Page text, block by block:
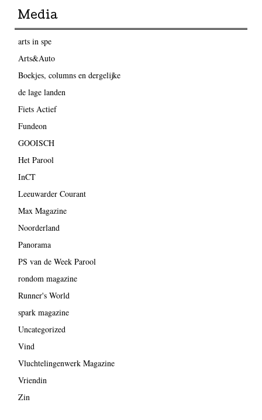
Media
arts in spe
Arts&Auto
Boekjes, columns en dergelijke
de lage landen
Fiets Actief
Fundeon
GOOISCH
Het Parool
InCT
Leeuwarder Courant
Max Magazine
Noorderland
Panorama
PS van de Week Parool
rondom magazine
Runner's World
spark magazine
Uncategorized
Vind
Vluchtelingenwerk Magazine
Vriendin
Zin